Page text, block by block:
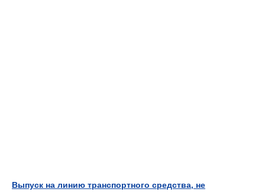
Выпуск на линию транспортного средства, не